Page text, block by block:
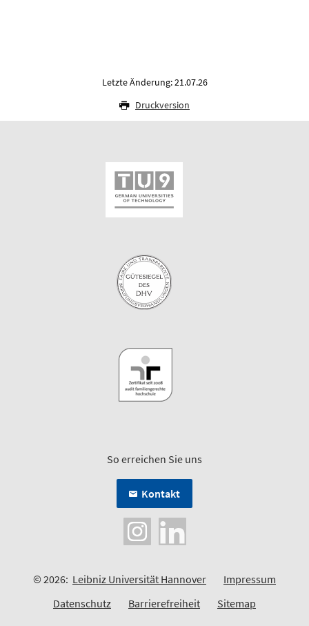
Letzte Änderung: 21.07.26
Druckversion
So erreichen Sie uns
Kontakt
© 2026: Leibniz Universität Hannover
Impressum
Datenschutz
Barrierefreiheit Sitemap